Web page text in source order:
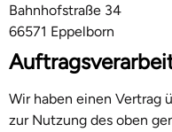
Bahnhofstraße 34
66571 Eppelborn
Wir haben einen Vertrag
zur Nutzung des oben